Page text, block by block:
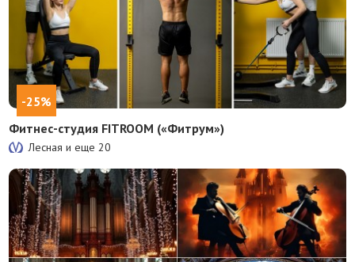
-25%
Фитнес-студия FITROOM («Фитрум»)
Лесная и еще20